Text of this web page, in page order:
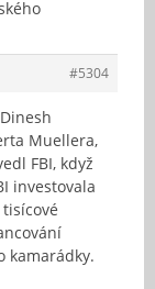
#5304
Muellera,
FBI, když
investovala
kamarádky.